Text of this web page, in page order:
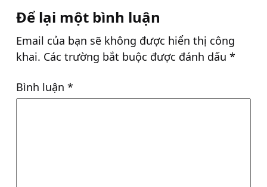
Để lại một bình luận
Email của bạn sẽ không được hiển thị công
khai. Các trường bắt buộc được đánh dấu *
Bình luận *